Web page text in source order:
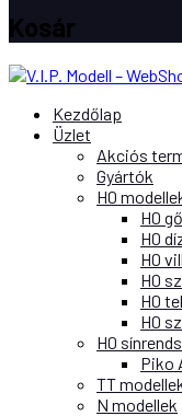
Kosár
Kezdőlap
Üzlet
Akciós
Gyártók
H0
H0
H0
H0
H0
H0
H0
H0
Piko
TT
N modellek